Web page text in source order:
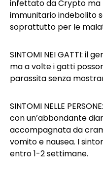
infettato da Crypto ma
immunitario indebolito
soprattutto per le
SINTOMI NEI GATTI: il
ma a volte i gatti
parassita senza
SINTOMI NELLE
con un’abbondante
accompagnata da
vomito e nausea. I
entro 1-2 settimane.